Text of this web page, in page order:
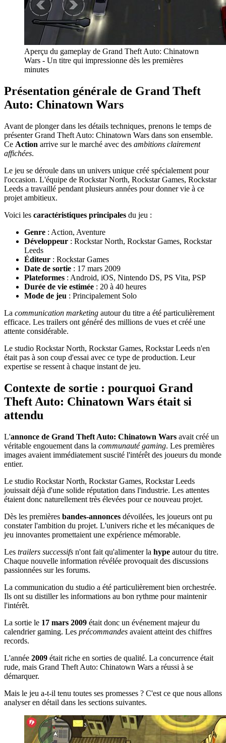
Aperçu du gameplay de Grand Theft Auto: Chinatown
Wars - Un titre qui impressionne dès les premières
minutes
Présentation générale de Grand Theft
Auto: Chinatown Wars
Avant de plonger dans les détails techniques, prenons le temps de
présenter Grand Theft Auto: Chinatown Wars dans son ensemble.
Ce Action arrive sur le marché avec des ambitions clairement
affichées.
Le jeu se déroule dans un univers unique créé spécialement pour
l'occasion. L'équipe de Rockstar North, Rockstar Games, Rockstar
Leeds a travaillé pendant plusieurs années pour donner vie à ce
projet ambitieux.
Voici les caractéristiques principales du jeu :
Genre : Action, Aventure
Développeur : Rockstar North, Rockstar Games, Rockstar
Leeds
Éditeur : Rockstar Games
Date de sortie : 17 mars 2009
Plateformes : Android, iOS, Nintendo DS, PS Vita, PSP
Durée de vie estimée : 20 à 40 heures
Mode de jeu : Principalement Solo
La communication marketing autour du titre a été particulièrement
efficace. Les trailers ont généré des millions de vues et créé une
attente considérable.
Le studio Rockstar North, Rockstar Games, Rockstar Leeds n'en
était pas à son coup d'essai avec ce type de production. Leur
expertise se ressent à chaque instant de jeu.
Contexte de sortie : pourquoi Grand
Theft Auto: Chinatown Wars était si
attendu
L'annonce de Grand Theft Auto: Chinatown Wars avait créé un
véritable engouement dans la communauté gaming. Les premières
images avaient immédiatement suscité l'intérêt des joueurs du monde
entier.
Le studio Rockstar North, Rockstar Games, Rockstar Leeds
jouissait déjà d'une solide réputation dans l'industrie. Les attentes
étaient donc naturellement très élevées pour ce nouveau projet.
Dès les premières bandes-annonces dévoilées, les joueurs ont pu
constater l'ambition du projet. L'univers riche et les mécaniques de
jeu innovantes promettaient une expérience mémorable.
Les trailers successifs n'ont fait qu'alimenter la hype autour du titre.
Chaque nouvelle information révélée provoquait des discussions
passionnées sur les forums.
La communication du studio a été particulièrement bien orchestrée.
Ils ont su distiller les informations au bon rythme pour maintenir
l'intérêt.
La sortie le 17 mars 2009 était donc un événement majeur du
calendrier gaming. Les précommandes avaient atteint des chiffres
records.
L'année 2009 était riche en sorties de qualité. La concurrence était
rude, mais Grand Theft Auto: Chinatown Wars a réussi à se
démarquer.
Mais le jeu a-t-il tenu toutes ses promesses ? C'est ce que nous allons
analyser en détail dans les sections suivantes.